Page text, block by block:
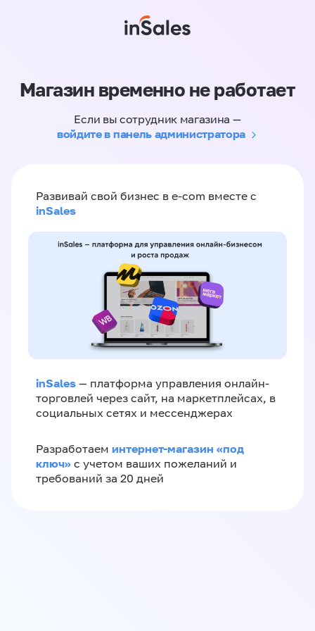
Магазин временно не работает
Если вы сотрудник магазина —
войдите в панель администратора
Развивай свой бизнес в e-com вместе с
inSales
inSales — платформа управления онлайн-
торговлей через сайт, на маркетплейсах, в
социальных сетях и мессенджерах
Разработаем интернет-магазин «‎под
ключ»‎ с учетом ваших пожеланий и
требований за 20 дней